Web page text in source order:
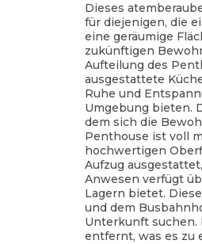
Dieses
für diejenigen, die
eine geräumige
zukünftigen
Aufteilung des
ausgestattete
Ruhe und
Umgebung bieten.
dem sich die
Penthouse ist voll
hochwertigen
Aufzug
Anwesen verfügt
Lagern bietet.
und dem
Unterkunft suchen.
entfernt, was es zu